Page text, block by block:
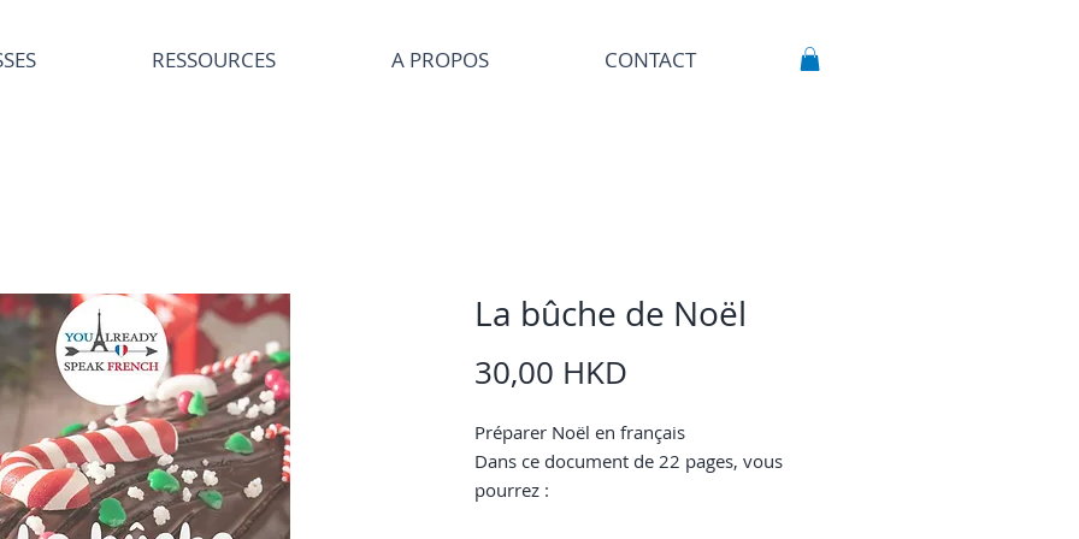
RESSOURCES A PROPOS CONTACT
La bûche de Noël
30,00 HKD
Préparer Noël en français
Dans ce document de 22 pages, vous
pourrez :